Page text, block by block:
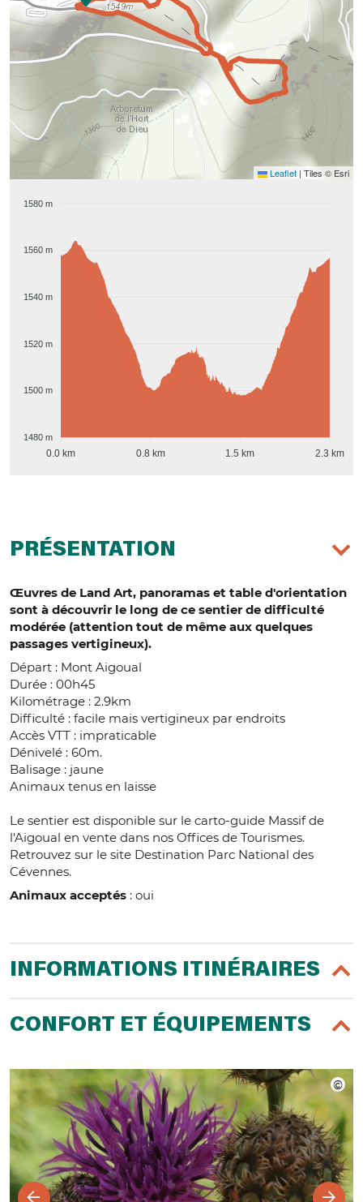
Leaflet | Tiles © Esri
1580 m
1560 m
1540 m
1520 m
1500 m
1480 m
0.0 km 0.8 km 1.5 km 2.3 km
PRÉSENTATION
Œuvres de Land Art, panoramas et table d'orientation
sont à découvrir le long de ce sentier de difficulté
modérée (attention tout de même aux quelques
passages vertigineux).
Départ : Mont Aigoual
Durée : 00h45
Kilométrage : 2.9km
Difficulté : facile mais vertigineux par endroits
Accès VTT : impraticable
Dénivelé : 60m.
Balisage : jaune
Animaux tenus en laisse
Le sentier est disponible sur le carto-guide Massif de
l'Aigoual en vente dans nos Offices de Tourismes.
Retrouvez sur le site Destination Parc National des
Cévennes.
Animaux acceptés : oui
INFORMATIONS ITINÉRAIRES
CONFORT ET ÉQUIPEMENTS